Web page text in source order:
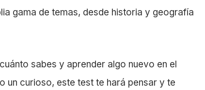
gama de temas, desde historia y geografía
sabes y aprender algo nuevo en el
un curioso, este test te hará pensar y te